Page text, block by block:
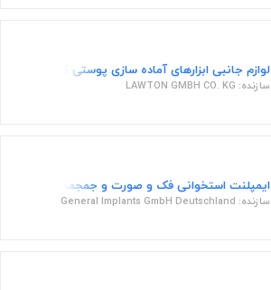
لوازم جانبی ابزارهای آماده سازی پوستی کورت پوستی
سازنده: LAWTON GMBH CO. KG
ایمپلنت استخوانی فک و صورت و جمجمه پیچ جنرال خود دریل
سازنده: General Implants GmbH Deutschland